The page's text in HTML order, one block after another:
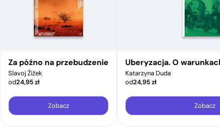
Za późno na przebudzenie
Slavoj Žižek
od24,95zł
Zobacz
Uberyzacja. O
Katarzyna Duda
od24,95zł
Zobacz